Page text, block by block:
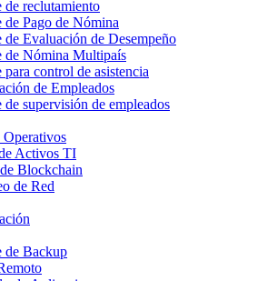
de reclutamiento
de Pago de Nómina
de Evaluación de Desempeño
de Nómina Multipaís
para control de asistencia
de Empleados
de supervisión de empleados
Operativos
Activos TI
Blockchain
de Red
de Backup